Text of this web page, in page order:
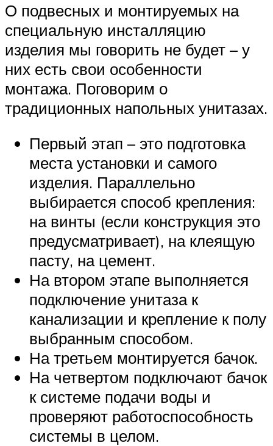
О подвесных и монтируемых на
специальную инсталляцию
изделия мы говорить не будет – у
них есть свои особенности
монтажа. Поговорим о
традиционных напольных унитазах.
Первый этап – это подготовка
места установки и самого
изделия. Параллельно
выбирается способ крепления:
на винты (если конструкция это
предусматривает), на клеящую
пасту, на цемент.
На втором этапе выполняется
подключение унитаза к
канализации и крепление к полу
выбранным способом.
На третьем монтируется бачок.
На четвертом подключают бачок
к системе подачи воды и
проверяют работоспособность
системы в целом.